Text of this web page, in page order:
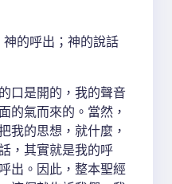
的呼出；神的說話
口是開的，我的聲音
的氣而來的。當然，
我的思想，就什麼，
，其實就是我的呼
出。因此，整本聖經